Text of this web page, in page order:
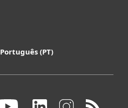
Português (PT)